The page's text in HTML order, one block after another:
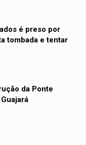
é preso por
tombada e tentar
da Ponte